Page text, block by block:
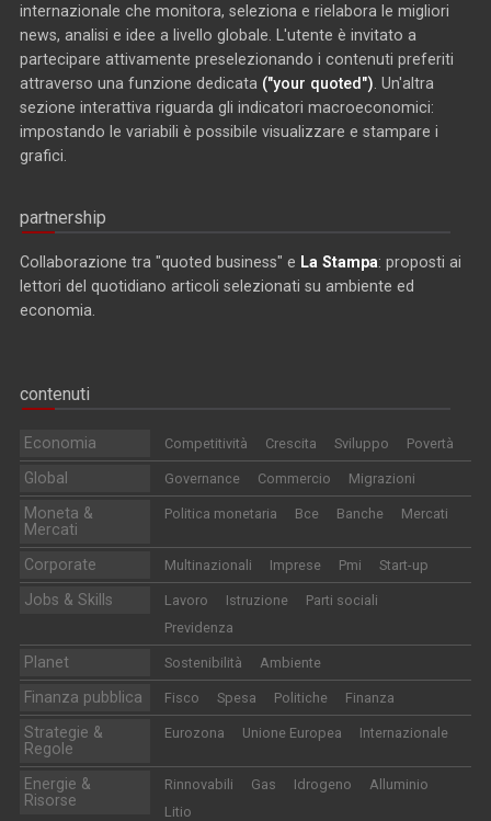
internazionale che monitora, seleziona e rielabora le migliori
news, analisi e idee a livello globale. L'utente è invitato a
partecipare attivamente preselezionando i contenuti preferiti
attraverso una funzione dedicata ("your quoted") . Un'altra
sezione interattiva riguarda gli indicatori macroeconomici:
impostando le variabili è possibile visualizzare e stampare i
grafici.
partnership
Collaborazione tra "quoted business" e La Stampa: proposti ai
lettori del quotidiano articoli selezionati su ambiente ed
economia.
contenuti
Economia Competitività Crescita Sviluppo Povertà
Global Governance Commercio Migrazioni
Moneta &
Mercati
Politica monetaria Bce Banche Mercati
Corporate Multinazionali Imprese Pmi Start-up
Jobs & Skills Lavoro Istruzione
Parti sociali
Previdenza
Planet Sostenibilità Ambiente
Finanza pubblica Fisco Spesa Politiche Finanza
Strategie &
Regole
Eurozona Unione Europea Internazionale
Energie &
Risorse
Rinnovabili Gas Idrogeno
Alluminio
Litio